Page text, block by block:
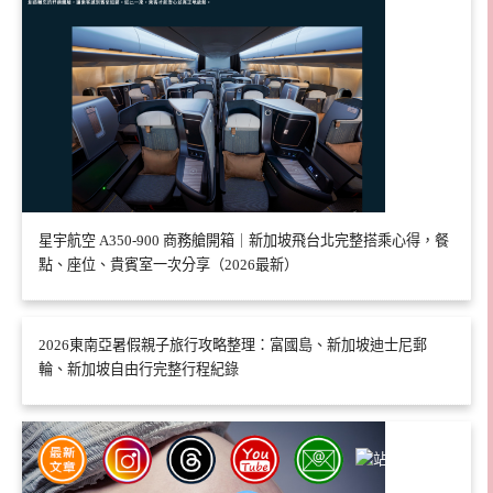
星宇航空 A350-900 商務艙開箱｜新加坡飛台北完整搭乘心得，餐
點、座位、貴賓室一次分享（2026最新）
2026東南亞暑假親子旅行攻略整理：富國島、新加坡迪士尼郵
輪、新加坡自由行完整行程紀錄